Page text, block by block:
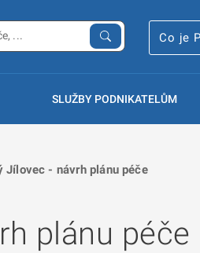
Co je
SLUŽBY PODNIKATELŮM
Jílovec - návrh plánu péče
plánu péče